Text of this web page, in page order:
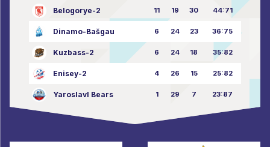
Belogorye-2 11 19 30 44:71
Dinamo-Bašgau 6 24 23 36:75
Kuzbass-2 6 24 18 35:82
Enisey-2 4 26 15 25:82
Yaroslavl Bears 1 29 7 23:87